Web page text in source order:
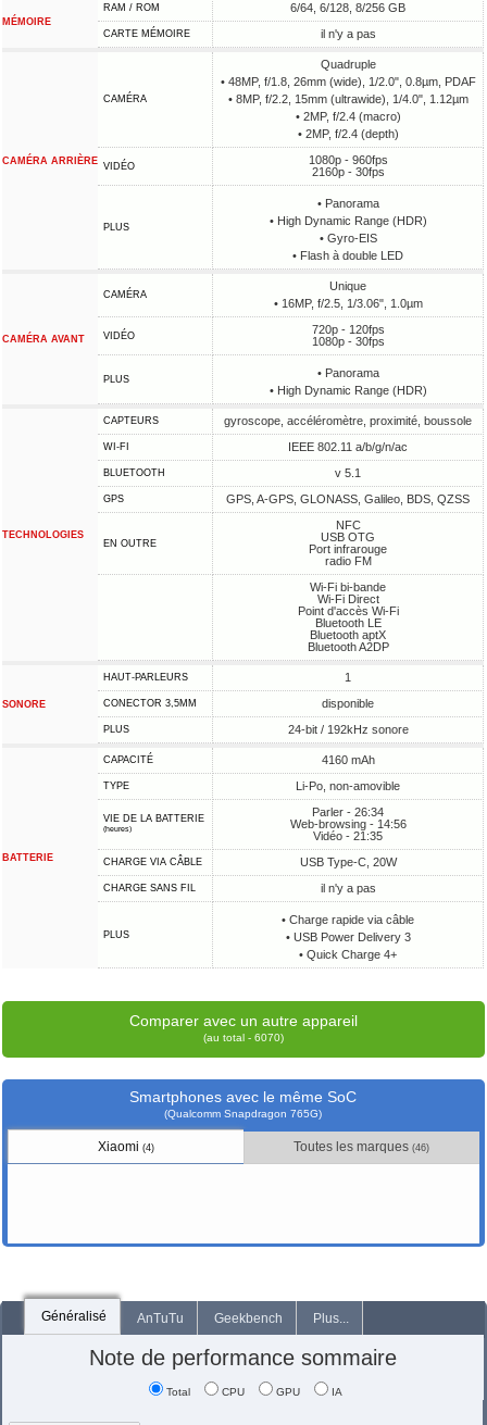
MÉMOIRE
RAM / ROM 6/64, 6/128, 8/256 GB
CARTE MÉMOIRE il n'y a pas
CAMÉRA ARRIÈRE
CAMÉRA
Quadruple
• 48MP, f/1.8, 26mm (wide), 1/2.0", 0.8µm, PDAF
• 8MP, f/2.2, 15mm (ultrawide), 1/4.0", 1.12µm
• 2MP, f/2.4 (macro)
• 2MP, f/2.4 (depth)
VIDÉO
1080p - 960fps
2160p - 30fps
PLUS
• Panorama
• High Dynamic Range (HDR)
• Gyro-EIS
• Flash à double LED
CAMÉRA AVANT
CAMÉRA
Unique
• 16MP, f/2.5, 1/3.06", 1.0µm
VIDÉO
720p - 120fps
1080p - 30fps
PLUS
• Panorama
• High Dynamic Range (HDR)
TECHNOLOGIES
CAPTEURS gyroscope, accéléromètre, proximité, boussole
WI-FI IEEE 802.11 a/b/g/n/ac
BLUETOOTH v 5.1
GPS GPS, A-GPS, GLONASS, Galileo, BDS, QZSS
EN OUTRE
NFC
USB OTG
Port infrarouge
radio FM
Wi-Fi bi-bande
Wi-Fi Direct
Point d'accès Wi-Fi
Bluetooth LE
Bluetooth aptX
Bluetooth A2DP
SONORE
HAUT-PARLEURS 1
CONECTOR 3,5MM disponible
PLUS 24-bit / 192kHz sonore
BATTERIE
CAPACITÉ 4160 mAh
TYPE Li-Po, non-amovible
VIE DE LA BATTERIE
(heures)
Parler - 26:34
Web-browsing - 14:56
Vidéo - 21:35
CHARGE VIA CÂBLE USB Type-C, 20W
CHARGE SANS FIL il n'y a pas
PLUS
• Charge rapide via câble
• USB Power Delivery 3
• Quick Charge 4+
Comparer avec un autre appareil
(au total - 6070)
Smartphones avec le même SoC
(Qualcomm Snapdragon 765G)
Xiaomi (4) Toutes les marques(46)
Généralisé AnTuTu Geekbench Plus...
Note de performance sommaire
Total CPU GPU IA